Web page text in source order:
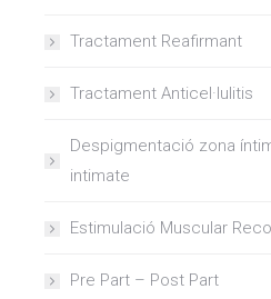
Tractament Reafirmant
Tractament Anticel·lulitis
Despigmentació zona
intimate
Estimulació Muscular
Pre Part – Post Part